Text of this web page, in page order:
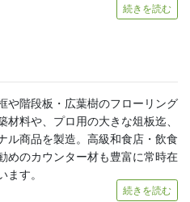
続きを読む
や階段板・広葉樹のフローリング
材料や、プロ用の大きな俎板迄、
ル商品を製造。高級和食店・飲食
めのカウンター材も豊富に常時在
ます。
続きを読む